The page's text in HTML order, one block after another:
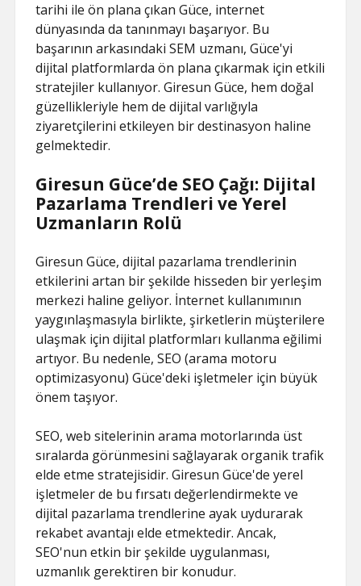
tarihi ile ön plana çıkan Güce, internet
dünyasında da tanınmayı başarıyor. Bu
başarının arkasındaki SEM uzmanı, Güce'yi
dijital platformlarda ön plana çıkarmak için etkili
stratejiler kullanıyor. Giresun Güce, hem doğal
güzellikleriyle hem de dijital varlığıyla
ziyaretçilerini etkileyen bir destinasyon haline
gelmektedir.
Giresun Güce’de SEO Çağı: Dijital
Pazarlama Trendleri ve Yerel
Uzmanların Rolü
Giresun Güce, dijital pazarlama trendlerinin
etkilerini artan bir şekilde hisseden bir yerleşim
merkezi haline geliyor. İnternet kullanımının
yaygınlaşmasıyla birlikte, şirketlerin müşterilere
ulaşmak için dijital platformları kullanma eğilimi
artıyor. Bu nedenle, SEO (arama motoru
optimizasyonu) Güce'deki işletmeler için büyük
önem taşıyor.
SEO, web sitelerinin arama motorlarında üst
sıralarda görünmesini sağlayarak organik trafik
elde etme stratejisidir. Giresun Güce'de yerel
işletmeler de bu fırsatı değerlendirmekte ve
dijital pazarlama trendlerine ayak uydurarak
rekabet avantajı elde etmektedir. Ancak,
SEO'nun etkin bir şekilde uygulanması,
uzmanlık gerektiren bir konudur.